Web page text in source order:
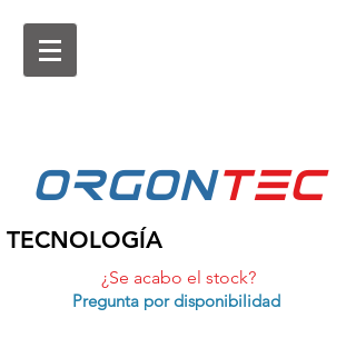
ORGONtEc
TECNOLOGÍA
¿Se acabo el stock?
Pregunta por disponibilidad